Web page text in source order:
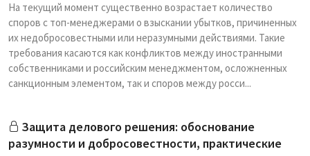
На текущий момент существенно возрастает количество
споров с топ-менеджерами о взыскании убытков, причиненных
их недобросовестными или неразумными действиями. Такие
требования касаются как конфликтов между иностранными
собственниками и российским менеджментом, осложненных
санкционным элементом, так и споров между росси...
Защита делового решения: обоснование
разумности и добросовестности, практические